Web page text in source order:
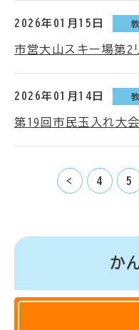
2026年01月15日
市営大山スキー場第2
2026年01月14日
第19回市民玉入れ大
< 4 5
か